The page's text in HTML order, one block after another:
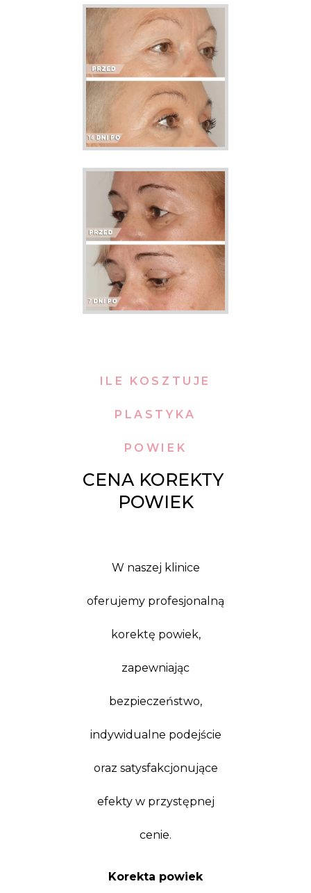
ILE KOSZTUJE
PLASTYKA
POWIEK
CENA KOREKTY
POWIEK
W naszej klinice
oferujemy profesjonalną
korektę powiek,
zapewniając
bezpieczeństwo,
indywidualne podejście
oraz satysfakcjonujące
efekty w przystępnej
cenie.
Korekta powiek